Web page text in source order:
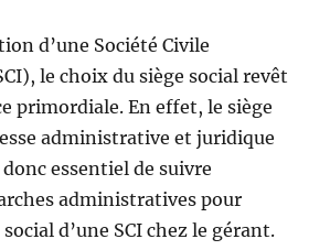
d’une Société Civile
le choix du siège social revêt
primordiale. En effet, le siège
administrative et juridique
donc essentiel de suivre
administratives pour
d’une SCI chez le gérant.